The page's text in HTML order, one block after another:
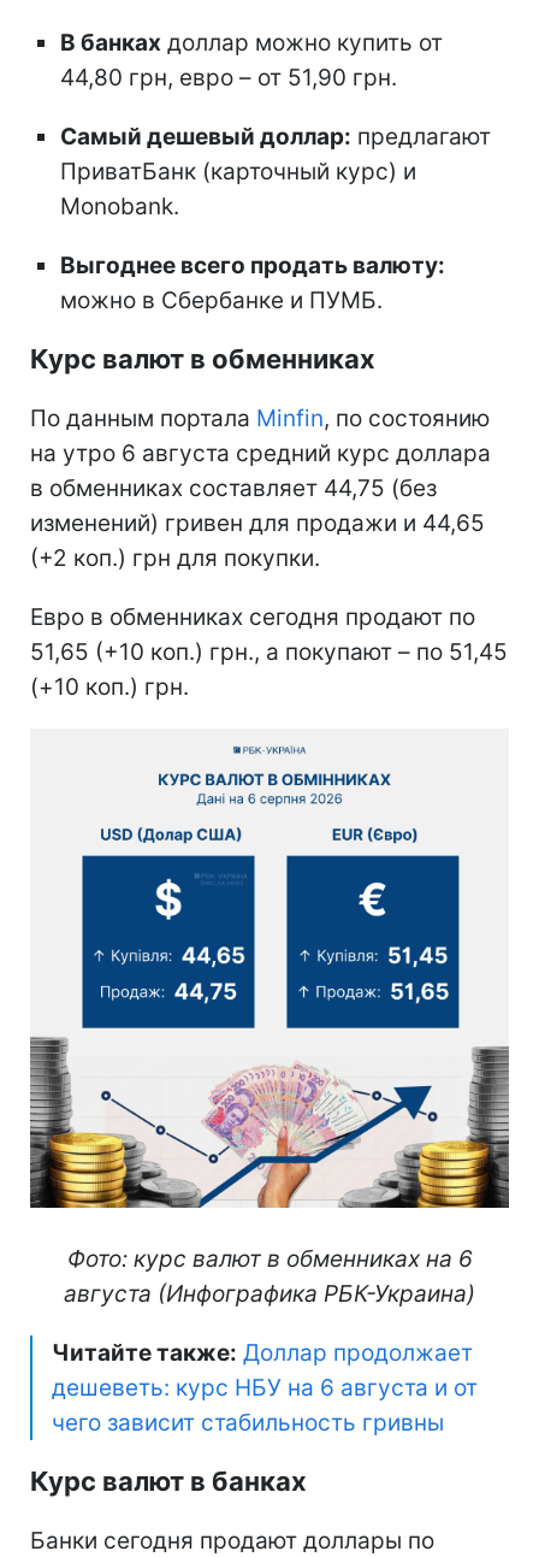
В банках доллар можно купить от
44,80 грн, евро – от 51,90 грн.
Самый дешевый доллар: предлагают
ПриватБанк (карточный курс) и
Monobank.
Выгоднее всего продать валюту:
можно в Сбербанке и ПУМБ.
Курс валют в обменниках
По данным портала Minfin, по состоянию
на утро 6 августа средний курс доллара
в обменниках составляет 44,75 (без
изменений) гривен для продажи и 44,65
(+2 коп.) грн для покупки.
Евро в обменниках сегодня продают по
51,65 (+10 коп.) грн., а покупают – по 51,45
(+10 коп.) грн.
Фото: курс валют в обменниках на 6
августа (Инфографика РБК-Украина)
Читайте также: Доллар продолжает
дешеветь: курс НБУ на 6 августа и от
чего зависит стабильность гривны
Курс валют в банках
Банки сегодня продают доллары по